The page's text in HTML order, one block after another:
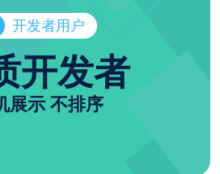
开发者用户
开发者
展示 不排序